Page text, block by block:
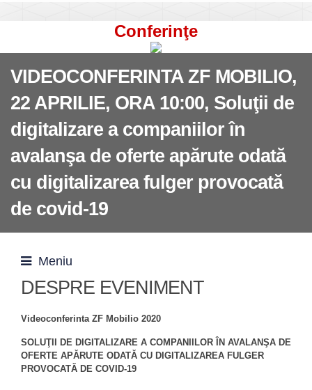
Conferinţe
VIDEOCONFERINTA ZF MOBILIO,
22 APRILIE, ORA 10:00, Soluţii de
digitalizare a companiilor în
avalanşa de oferte apărute odată
cu digitalizarea fulger provocată
de covid-19
Meniu
DESPRE EVENIMENT
Videoconferinta ZF Mobilio 2020
SOLUŢII DE DIGITALIZARE A COMPANIILOR ÎN AVALANŞA DE
OFERTE APĂRUTE ODATĂ CU DIGITALIZAREA FULGER
PROVOCATĂ DE COVID-19